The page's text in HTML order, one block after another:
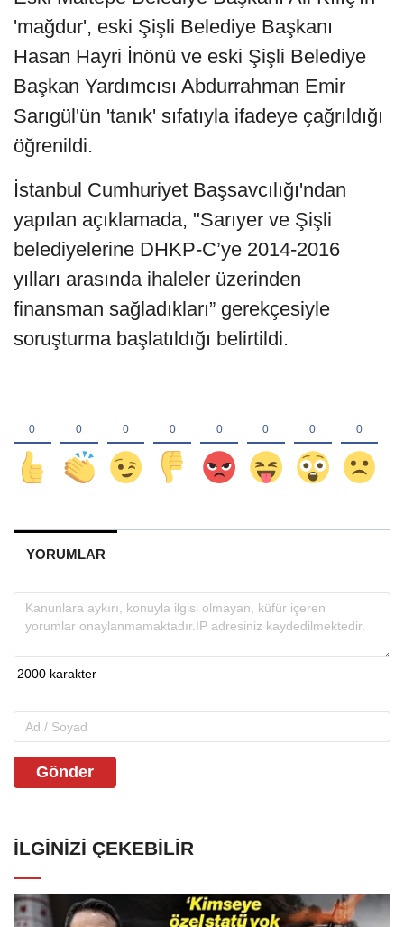
üzere, Şüphelilerin yakalandıkları andan
itibaren 24 saat süreyle müdafileri ile
görüşmesinin CMK'nun 154. Maddesi
gereğince kısıtlanmasına karar verildi.”
KILIÇ MAĞDUR, İNÖNÜ VE SARIGÜL TANIK
Eski Maltepe Belediye Başkanı Ali Kılıç'ın
'mağdur', eski Şişli Belediye Başkanı
Hasan Hayri İnönü ve eski Şişli Belediye
Başkan Yardımcısı Abdurrahman Emir
Sarıgül'ün 'tanık' sıfatıyla ifadeye çağrıldığı
yapılan açıklamada, "Sarıyer ve Şişli
belediyelerine DHKP-C’ye 2014-2016
finansman sağladıkları” gerekçesiyle
soruşturma başlatıldığı belirtildi.
YORUMLAR